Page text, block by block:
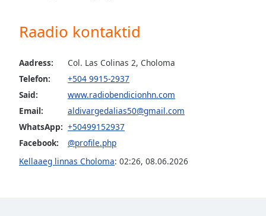
off,
subtitles
settings
subtitles
settings
dialog
Raadio kontaktid
Aadress:
Col. Las Colinas 2, Choloma
Telefon:
+504 9915-2937
Said:
www.radiobendicionhn.com
Email:
aldivargedalias50@gmail.com
WhatsApp: +50499152937
Facebook:
@profile.php
Kellaaeg linnas Choloma: 02:26, 08.06.2026